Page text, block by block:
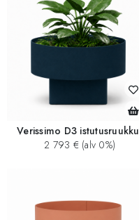
Verissimo D3 istutusruukku
2 793 € (alv 0%)